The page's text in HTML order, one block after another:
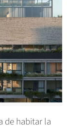
de habitar la